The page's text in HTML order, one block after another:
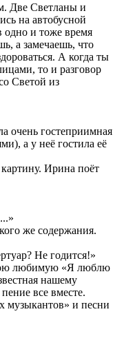
Две Светланы и
на автобусной
одно и тоже время
а замечаешь, что
А когда ты
то и разговор
Светой из
очень гостеприимная
а у неё гостила её
Ирина поёт
же содержания.
Не годится!»
любимую «Я люблю
нашему
все вместе.
музыкантов» и песни